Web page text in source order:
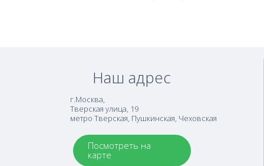
Наш адрес
г.Москва,
Тверская улица, 19
метро Тверская, Пушкинская, Чеховская
Посмотреть на
карте